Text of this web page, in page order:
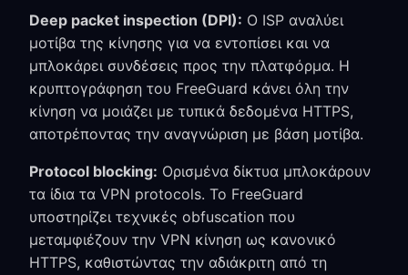
Deep packet inspection (DPI): Ο ISP αναλύει
μοτίβα της κίνησης για να εντοπίσει και να
μπλοκάρει συνδέσεις προς την πλατφόρμα. Η
κρυπτογράφηση του FreeGuard κάνει όλη την
κίνηση να μοιάζει με τυπικά δεδομένα HTTPS,
αποτρέποντας την αναγνώριση με βάση μοτίβα.
Protocol blocking: Ορισμένα δίκτυα μπλοκάρουν
τα ίδια τα VPN protocols. Το FreeGuard
υποστηρίζει τεχνικές obfuscation που
μεταμφιέζουν την VPN κίνηση ως κανονικό
HTTPS, καθιστώντας την αδιάκριτη από τη